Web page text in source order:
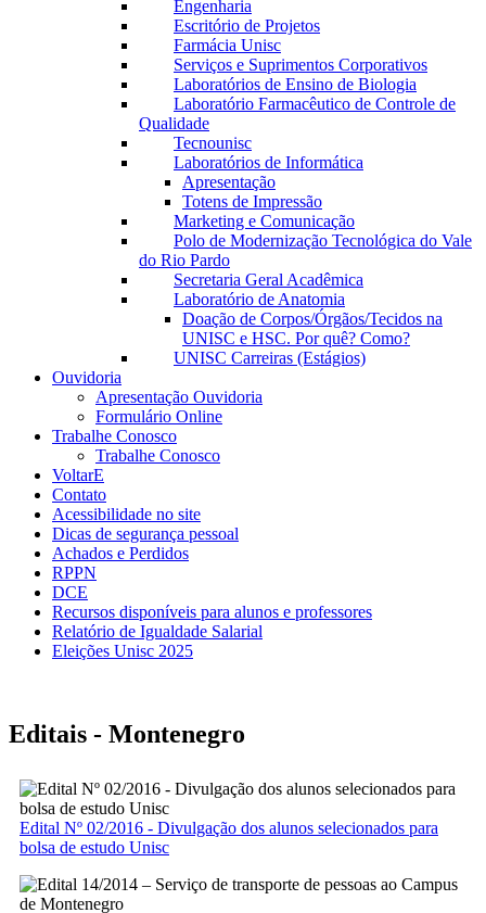
Engenharia
Escritório de Projetos
Farmácia Unisc
Serviços e Suprimentos Corporativos
Laboratórios de Ensino de Biologia
Laboratório Farmacêutico de Controle de
Qualidade
Tecnounisc
Laboratórios de Informática
Apresentação
Totens de Impressão
Marketing e Comunicação
Polo de Modernização Tecnológica do Vale
do Rio Pardo
Secretaria Geral Acadêmica
Laboratório de Anatomia
Doação de Corpos/Órgãos/Tecidos na
UNISC e HSC. Por quê? Como?
UNISC Carreiras (Estágios)
Ouvidoria
Apresentação Ouvidoria
Formulário Online
Trabalhe Conosco
Trabalhe Conosco
VoltarE
Contato
Acessibilidade no site
Dicas de segurança pessoal
Achados e Perdidos
RPPN
DCE
Recursos disponíveis para alunos e professores
Relatório de Igualdade Salarial
Eleições Unisc 2025
Editais - Montenegro
Edital Nº 02/2016 - Divulgação dos alunos selecionados para
bolsa de estudo Unisc